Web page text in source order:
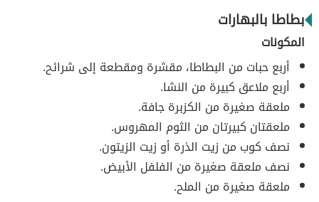
بطاطا بالبهارات
المكونات
أربع حبات من البطاطا، مقشرة ومقطعة إلى شرائح.
أربع ملاعق كبيرة من النشا.
ملعقة صغيرة من الكزبرة جافة.
ملعقتان كبيرتان من الثوم المهروس.
نصف كوب من زيت الذرة أو زيت الزيتون.
نصف ملعقة صغيرة من الفلفل الأبيض.
ملعقة صغيرة من الملح.